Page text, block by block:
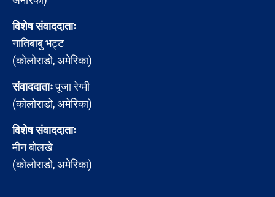
विशेष संवाददाताः
नातिबाबु भट्ट
(कोलोराडो, अमेरिका)
संवाददाताःपूजा रेग्मी
(कोलोराडो, अमेरिका)
विशेष संवाददाताः
मीन बोलखे
(कोलोराडो, अमेरिका)